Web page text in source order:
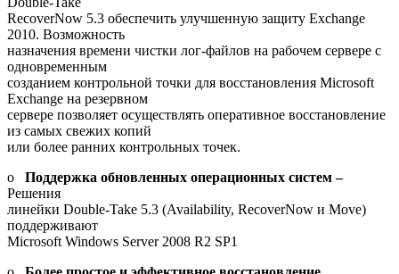
RecoverNow 5.3 обеспечить улучшенную защиту Exchange
2010. Возможность
назначения времени чистки лог-файлов на рабочем сервере с
одновременным
созданием контрольной точки для восстановления Microsoft
Exchange на резервном
сервере позволяет осуществлять оперативное восстановление
из самых свежих копий
или более ранних контрольных точек.
o Поддержка обновленных операционных систем –
Решения
линейки Double-Take 5.3 (Availability, RecoverNow и Move)
поддерживают
Microsoft Windows Server 2008 R2 SP1